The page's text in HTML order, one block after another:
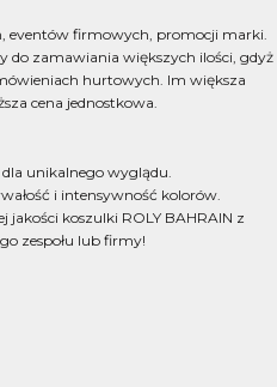
eventów firmowych, promocji marki.
do zamawiania większych ilości, gdyż
hurtowych. Im większa
cena jednostkowa.
unikalnego wyglądu.
i intensywność kolorów.
jakości koszulki ROLY BAHRAIN z
zespołu lub firmy!